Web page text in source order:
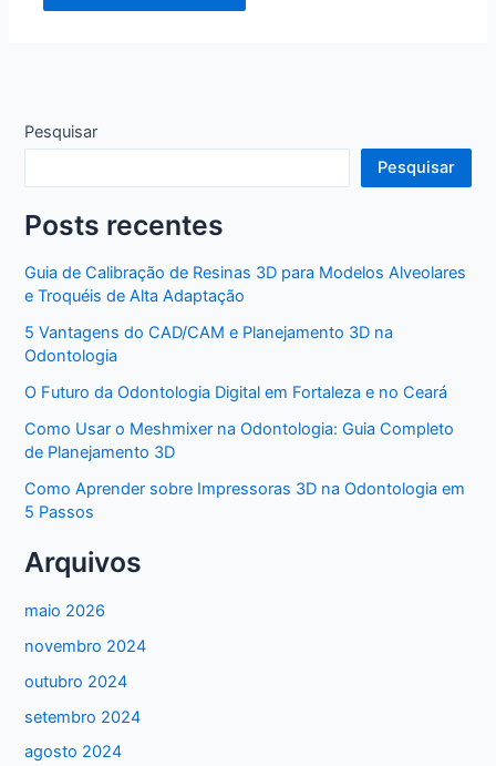
Pesquisar
Pesquisar
Posts recentes
Guia de Calibração de Resinas 3D para Modelos Alveolares
e Troquéis de Alta Adaptação
5 Vantagens do CAD/CAM e Planejamento 3D na
Odontologia
O Futuro da Odontologia Digital em Fortaleza e no Ceará
Como Usar o Meshmixer na Odontologia: Guia Completo
de Planejamento 3D
Como Aprender sobre Impressoras 3D na Odontologia em
5 Passos
Arquivos
maio 2026
novembro 2024
outubro 2024
setembro 2024
agosto 2024